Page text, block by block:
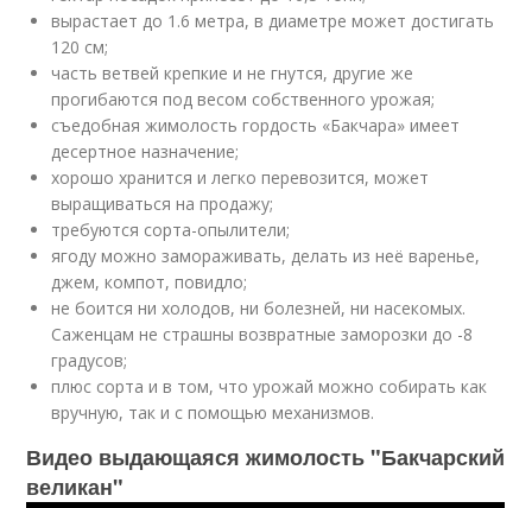
вырастает до 1.6 метра, в диаметре может достигать
120 см;
часть ветвей крепкие и не гнутся, другие же
прогибаются под весом собственного урожая;
съедобная жимолость гордость «Бакчара» имеет
десертное назначение;
хорошо хранится и легко перевозится, может
выращиваться на продажу;
требуются сорта-опылители;
ягоду можно замораживать, делать из неё варенье,
джем, компот, повидло;
не боится ни холодов, ни болезней, ни насекомых.
Саженцам не страшны возвратные заморозки до -8
градусов;
плюс сорта и в том, что урожай можно собирать как
вручную, так и с помощью механизмов.
Видео выдающаяся жимолость "Бакчарский
великан"